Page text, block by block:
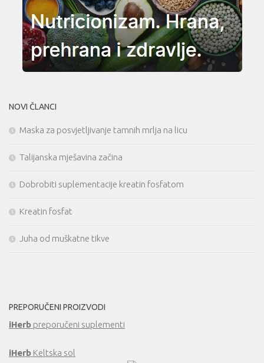
NOVI ČLANCI
Maska za posvjetljivanje tamnih mrlja na licu
Talijanska mješavina začina
Dobrobiti suplementacije kreatin fosfatom
Kreatin fosfat
Juha od muškatne tikve
PREPORUČENI PROIZVODI
iHerb preporučeni suplementi
iHerb Keltska sol